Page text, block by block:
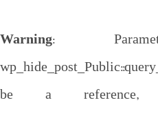
Warning:
be a